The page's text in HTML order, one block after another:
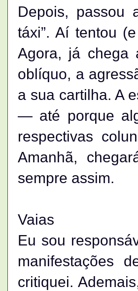
Depois, passou
táxi”. Aí tentou
Agora, já chega
oblíquo, a
a sua cartilha. A
— até porque
respectivas
Amanhã,
sempre assim.
Vaias
Eu sou
manifestações
critiquei.